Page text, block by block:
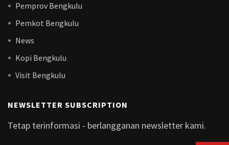
Pemprov Bengkulu
Pemkot Bengkulu
News
Kopi Bengkulu
Visit Bengkulu
NEWSLETTER SUBSCRIPTION
Tetap terinformasi - berlangganan newsletter kami.